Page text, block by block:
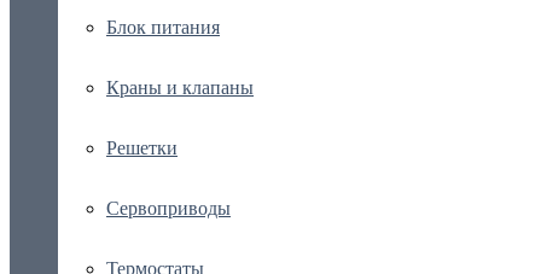
Блок питания
Краны и клапаны
Решетки
Сервоприводы
Термостаты